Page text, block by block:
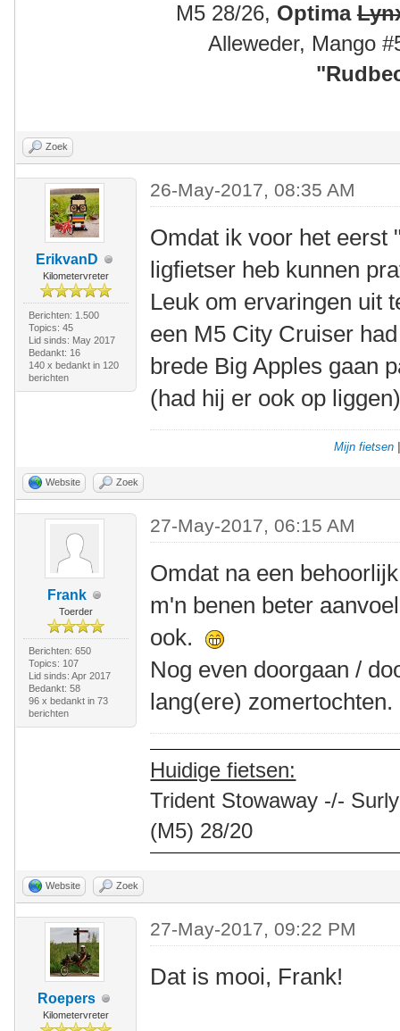
M5 28/26, Optima
Alleweder, Mango
"
Zoek
ErikvanD
Kilometervreter
Berichten: 1.500
Topics: 45
Lid sinds: May 2017
Bedankt: 16
140 x bedankt in 120
berichten
26-May-2017, 08:35 AM
Omdat ik voor het eerst
ligfietser heb kunnen
Leuk om ervaringen uit
een M5 City Cruiser
brede Big Apples gaan
(had hij er ook op
Mijn fietsen
Website Zoek
Frank
Toerder
Berichten: 650
Topics: 107
Lid sinds: Apr 2017
Bedankt: 58
96 x bedankt in 73
berichten
27-May-2017, 06:15 AM
Omdat na een
m'n benen beter
ook.
Nog even doorgaan /
lang(ere) zomertochten.
Huidige fietsen:
Trident Stowaway -/-
(M5) 28/20
Website Zoek
Roepers
Kilometervreter
27-May-2017, 09:22 PM
Dat is mooi, Frank!